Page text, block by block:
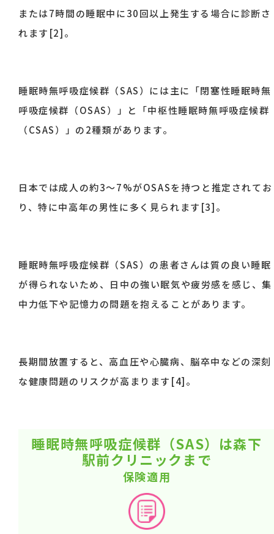
または7時間の睡眠中に30回以上発生する場合に診断さ
れます[2]。
睡眠時無呼吸症候群（SAS）には主に「閉塞性睡眠時無
呼吸症候群（OSAS）」と「中枢性睡眠時無呼吸症候群
（CSAS）」の2種類があります。
日本では成人の約3〜7%がOSASを持つと推定されてお
り、特に中高年の男性に多く見られます[3]。
睡眠時無呼吸症候群（SAS）の患者さんは質の良い睡眠
が得られないため、日中の強い眠気や疲労感を感じ、集
中力低下や記憶力の問題を抱えることがあります。
長期間放置すると、高血圧や心臓病、脳卒中などの深刻
な健康問題のリスクが高まります[4]。
睡眠時無呼吸症候群（SAS）は森下
駅前クリニックまで
保険適用